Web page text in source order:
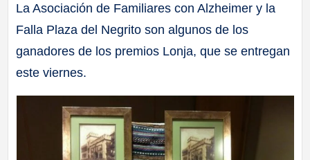
La Asociación de Familiares con Alzheimer y la
Falla Plaza del Negrito son algunos de los
ganadores de los premios Lonja, que se entregan
este viernes.